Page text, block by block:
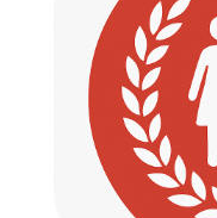
Defendemos